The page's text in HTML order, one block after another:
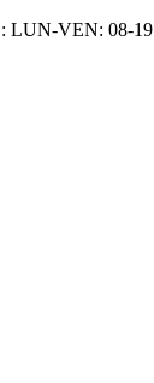
LUN-VEN: 08-19